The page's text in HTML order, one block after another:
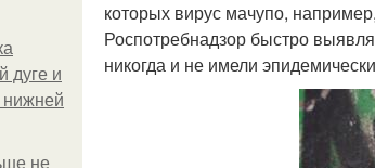
дуге и
нижней
не
которых вирус мачупо,
Роспотребнадзор быстро
никогда и не имели